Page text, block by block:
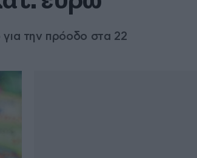
την πρόοδο στα 22